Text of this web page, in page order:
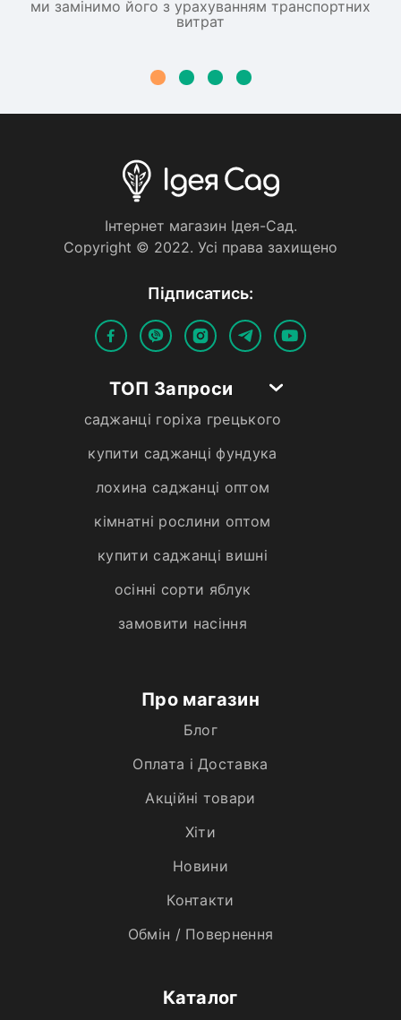
ми замінимо його з урахуванням транспортних
витрат
Iнтернет магазин Iдея-Сад.
Copyright © 2022. Усi права захищено
Пiдписатись:
ТОП Запроси
саджанці горіха грецького
купити саджанці фундука
лохина саджанці оптом
кімнатні рослини оптом
купити саджанці вишні
осінні сорти яблук
замовити насіння
Про магазин
Блог
Оплата і Доставка
Акційні товари
Хiти
Новини
Контакти
Обмін / Повернення
Каталог